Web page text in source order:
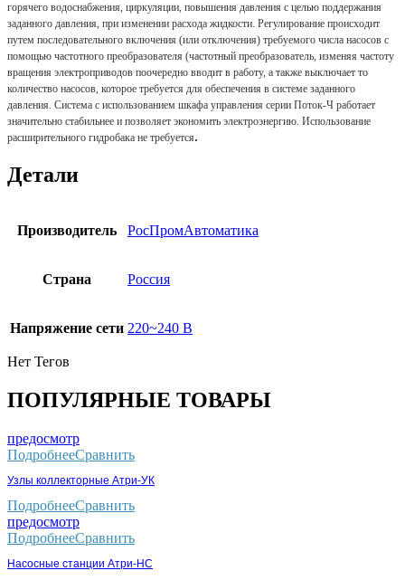
горячего водоснабжения, циркуляции, повышения давления с целью поддержания
заданного давления, при изменении расхода жидкости. Регулирование происходит
путем последовательного включения (или отключения) требуемого числа насосов с
помощью частотного преобразователя (частотный преобразователь, изменяя частоту
вращения электроприводов поочередно вводит в работу, а также выключает то
количество насосов, которое требуется для обеспечения в системе заданного
давления. Система с использованием шкафа управления серии Поток-Ч работает
значительно стабильнее и позволяет экономить электроэнергию. Использование
расширительного гидробака не требуется.
Детали
Производитель РосПромАвтоматика
Страна Россия
Напряжение сети 220~240 В
Нет Тегов
ПОПУЛЯРНЫЕ ТОВАРЫ
предосмотр
ПодробнееСравнить
Узлы коллекторные Атри-УК
ПодробнееСравнить
предосмотр
ПодробнееСравнить
Насосные станции Атри-НС